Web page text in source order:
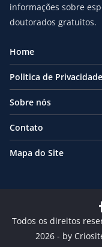
informações sobre
doutorados gratuitos.
Home
Politica de Privacidade
Sobre nós
Contato
Mapa do Site
Todos os direitos
2026 - by